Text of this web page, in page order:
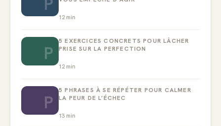
12min
P
5 EXERCICES CONCRETS POUR LÂCHER
PRISE SUR LA PERFECTION
12min
P
5 PHRASES À SE RÉPÉTER POUR CALMER
LA PEUR DE L’ÉCHEC
13 min